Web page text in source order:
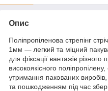
Опис
Поліпропіленова стрепінг
1мм — легкий та міцний
для фіксації вантажів
високоякісного
утримання пакованих
та пошкодженням під час